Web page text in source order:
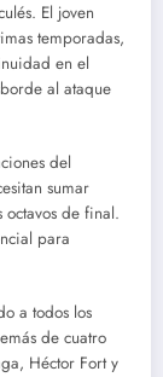
El joven
temporadas,
en el
al ataque
del
sumar
de final.
para
a todos los
de cuatro
Héctor Fort y